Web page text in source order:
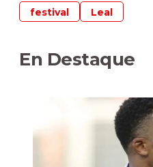
festival Leal
En Destaque